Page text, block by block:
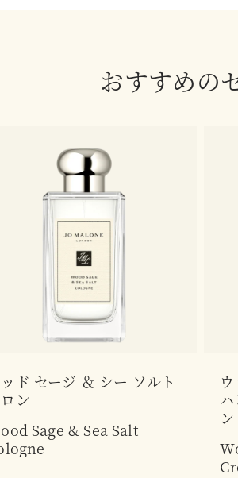
おすすめの
ド セージ ＆ シー ソルト
ン
Sage & Sea Salt
ン